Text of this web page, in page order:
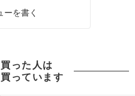
ーを書く
った人は
っています